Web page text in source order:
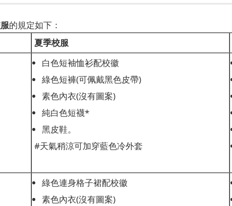
的規定如下：
夏季校服
白色短袖恤衫配校徽
綠色短褲(可佩戴黑色皮帶)
素色內衣(沒有圖案)
純白色短襪*
黑皮鞋。
#天氣稍涼可加穿藍色冷外套
綠色連身格子裙配校徽
素色內衣(沒有圖案)